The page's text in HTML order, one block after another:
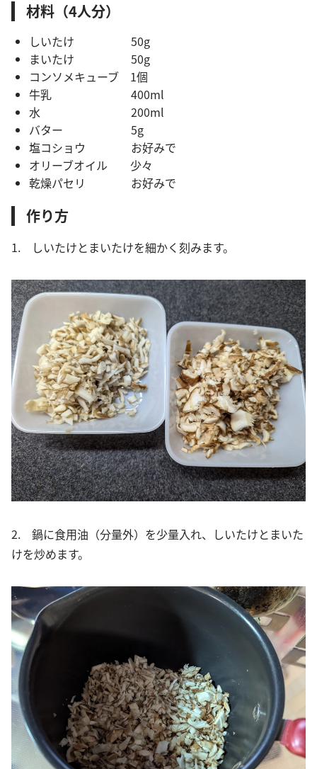
材料（4人分）
しいたけ 50g
まいたけ 50g
コンソメキューブ 1個
牛乳 400ml
水 200ml
バター 5g
塩コショウ お好みで
オリーブオイル 少々
乾燥パセリ お好みで
作り方
1. しいたけとまいたけを細かく刻みます。
2. 鍋に食用油（分量外）を少量入れ、しいたけとまいた
けを炒めます。